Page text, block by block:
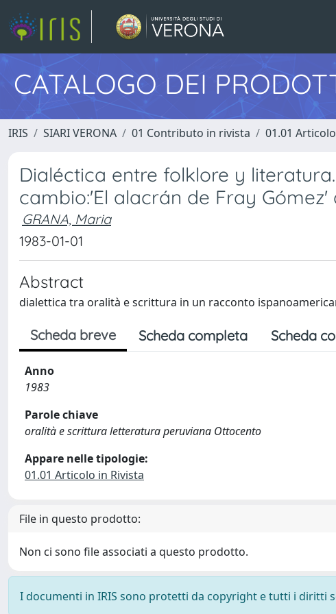
CATALOGO DEI
IRIS SIARI VERONA 01 Contributo in rivista 01.01
Dialéctica entre folklore y
cambio:'El alacrán de Fray Gómez'
GRANA, Maria
1983-01-01
Abstract
dialettica tra oralità e scrittura in un racconto
Scheda breve Scheda completa Scheda
Anno
1983
Parole chiave
oralità e scrittura letteratura peruviana Ottocento
Appare nelle tipologie:
01.01 Articolo in Rivista
File in questo prodotto:
Non ci sono file associati a questo prodotto.
I documenti in IRIS sono protetti da copyright e tutti i diritti